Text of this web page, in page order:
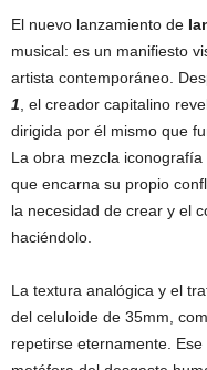
El nuevo lanzamiento de
musical: es un manifiesto
artista contemporáneo.
1 , el creador capitalino
dirigida por él mismo que
La obra mezcla
que encarna su propio
la necesidad de crear y el
haciéndolo.
La textura analógica y el
del celuloide de 35mm,
repetirse eternamente.